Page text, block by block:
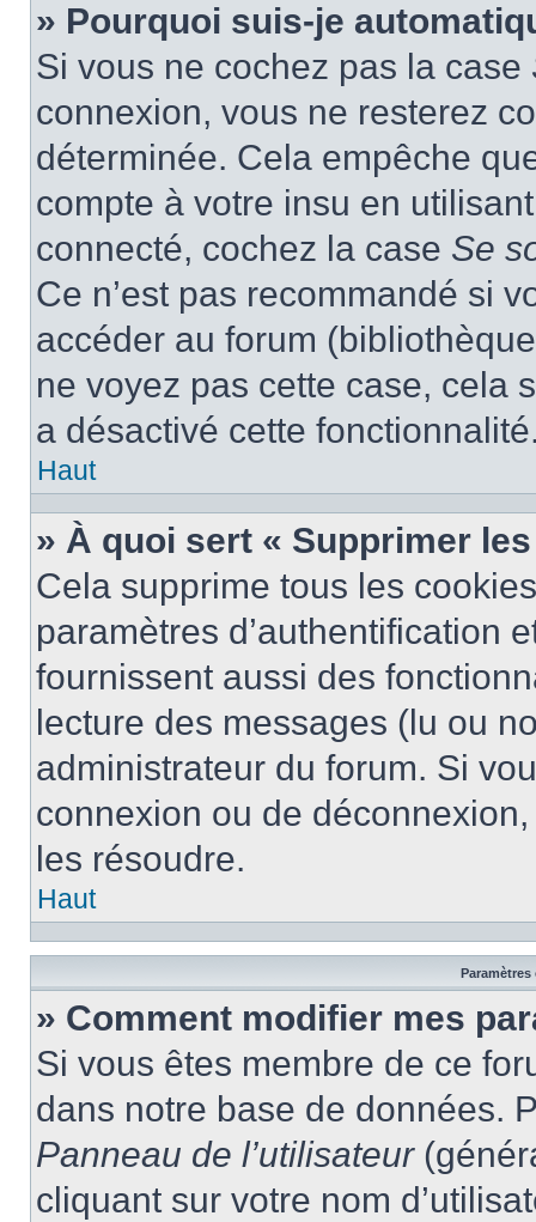
» Pourquoi suis-je
Si vous ne cochez pas la case
connexion, vous ne resterez
déterminée. Cela empêche
compte à votre insu en
connecté, cochez la case Se
Ce n’est pas recommandé si
accéder au forum
ne voyez pas cette case, cela
a désactivé cette
Haut
» À quoi sert « Supprimer
Cela supprime tous les
paramètres d’authentification
fournissent aussi des
lecture des messages (lu ou
administrateur du forum. Si
connexion ou de
les résoudre.
Haut
Paramètres
» Comment modifier mes
Si vous êtes membre de ce
dans notre base de données.
Panneau de l’utilisateur
cliquant sur votre nom